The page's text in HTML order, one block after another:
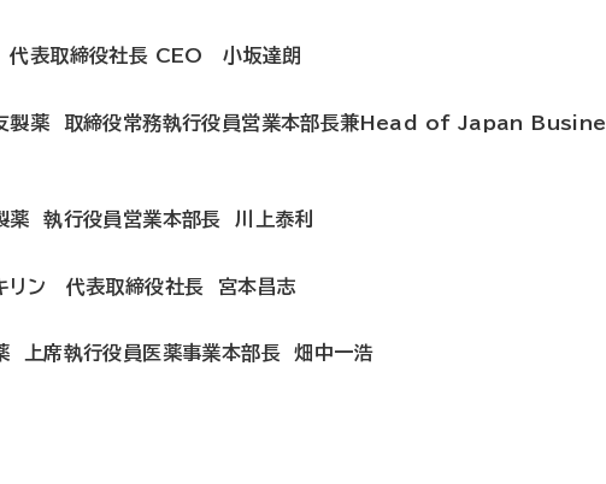
代表取締役社長 CEO 小坂達朗
友製薬 取締役常務執行役員営業本部長兼Head of Japan Busine
製薬 執行役員営業本部長 川上泰利
キリン 代表取締役社長 宮本昌志
薬 上席執行役員医薬事業本部長 畑中一浩